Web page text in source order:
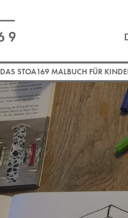
DAS STOA169 MALBUCH FÜR